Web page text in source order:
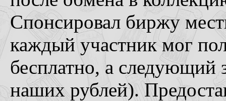
Спонсировал биржу
каждый участник мог
бесплатно, а следующий
наших рублей).